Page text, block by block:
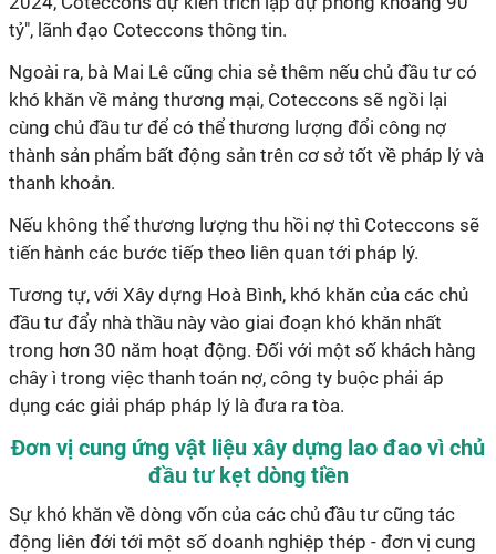
tỷ", lãnh đạo Coteccons thông tin.
Ngoài ra, bà Mai Lê cũng chia sẻ thêm nếu chủ đầu tư có
khó khăn về mảng thương mại, Coteccons sẽ ngồi lại
cùng chủ đầu tư để có thể thương lượng đổi công nợ
thành sản phẩm bất động sản trên cơ sở tốt về pháp lý và
thanh khoản.
Nếu không thể thương lượng thu hồi nợ thì Coteccons sẽ
tiến hành các bước tiếp theo liên quan tới pháp lý.
Tương tự, với Xây dựng Hoà Bình, khó khăn của các chủ
đầu tư đẩy nhà thầu này vào giai đoạn khó khăn nhất
trong hơn 30 năm hoạt động. Đối với một số khách hàng
chây ì trong việc thanh toán nợ, công ty buộc phải áp
dụng các giải pháp pháp lý là đưa ra tòa.
Đơn vị cung ứng vật liệu xây dựng lao đao vì chủ
đầu tư kẹt dòng tiền
Sự khó khăn về dòng vốn của các chủ đầu tư cũng tác
động liên đới tới một số doanh nghiệp thép - đơn vị cung